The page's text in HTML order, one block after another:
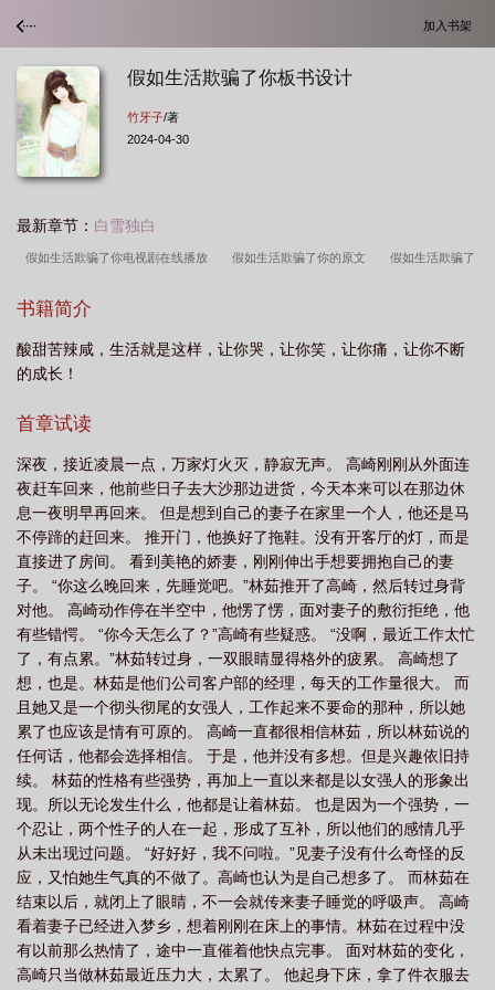
加入书架
假如生活欺骗了你板书设计
竹牙子/著
2024-04-30
最新章节： 白雪独白
假如生活欺骗了你电视剧在线播放 假如生活欺骗了你的原文 假如生活欺骗了
金 假如生活欺骗了你的作者是谁
剧情分集介绍 你就用美颜欺骗全世界 假如生活欺骗了你 电视剧 假如生活
欺骗了你陆长会结局
版 假如生活欺骗了你四川话版文本
如生活欺骗了你作者简介 假如生活欺骗了你是几年级的课文 假如生活欺骗了你
作者 假如生活欺骗了你板书设计 假如生活欺骗了你全诗 假如生活欺骗了你
电视剧免费观看 假如生活欺骗了你仿写句子 假如生活欺骗了你在线观看免费完
整版 假如生活欺骗了你河南话版本 假如生活欺骗了你是什么意思 假如生活
欺骗了你下一句 假如生活欺骗了你图片 假如生活欺骗了你演员表 假如生活
欺骗了你全集 假如生活欺骗了你北北 假如生活欺骗了你免费观看 假如生活
欺骗了你电视剧剧情 假如生活欺骗了你仿写第一段 假如生活欺骗了你俄语
版 假如生活欺骗了你歌词 假如生活欺骗了你全诗原文俄语 假如生活欺骗了
你全诗原文朗诵 假如生活欺骗了你主旨 假如生活欺骗了你不必悲伤不必气
愤 假如生活欺骗了你全诗原文
书籍简介
酸甜苦辣咸，生活就是这样，让你哭，让你笑，让你痛，让你不断
的成长！
首章试读
深夜，接近凌晨一点，万家灯火灭，静寂无声。 高崎刚刚从外面连
夜赶车回来，他前些日子去大沙那边进货，今天本来可以在那边休
息一夜明早再回来。 但是想到自己的妻子在家里一个人，他还是马
不停蹄的赶回来。 推开门，他换好了拖鞋。没有开客厅的灯，而是
直接进了房间。 看到美艳的娇妻，刚刚伸出手想要拥抱自己的妻
子。 “你这么晚回来，先睡觉吧。”林茹推开了高崎，然后转过身背
对他。 高崎动作停在半空中，他愣了愣，面对妻子的敷衍拒绝，他
有些错愕。 “你今天怎么了？”高崎有些疑惑。 “没啊，最近工作太忙
了，有点累。”林茹转过身，一双眼睛显得格外的疲累。 高崎想了
想，也是。林茹是他们公司客户部的经理，每天的工作量很大。 而
且她又是一个彻头彻尾的女强人，工作起来不要命的那种，所以她
累了也应该是情有可原的。 高崎一直都很相信林茹，所以林茹说的
任何话，他都会选择相信。 于是，他并没有多想。但是兴趣依旧持
续。 林茹的性格有些强势，再加上一直以来都是以女强人的形象出
现。所以无论发生什么，他都是让着林茹。 也是因为一个强势，一
个忍让，两个性子的人在一起，形成了互补，所以他们的感情几乎
从未出现过问题。 “好好好，我不问啦。”见妻子没有什么奇怪的反
应，又怕她生气真的不做了。高崎也认为是自己想多了。 而林茹在
结束以后，就闭上了眼睛，不一会就传来妻子睡觉的呼吸声。 高崎
看着妻子已经进入梦乡，想着刚刚在床上的事情。林茹在过程中没
有以前那么热情了，途中一直催着他快点完事。 面对林茹的变化，
高崎只当做林茹最近压力大，太累了。 他起身下床，拿了件衣服去